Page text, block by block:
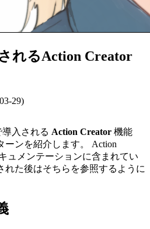
れるAction Creator
29)
導入される Action Creator 機能
ーンを紹介します。 Action
ュメンテーションに含まれてい
れた後はそちらを参照するように